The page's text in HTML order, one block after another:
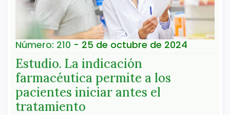
Número: 210 - 25 de octubre de 2024
Estudio. La indicación
farmacéutica permite a los
pacientes iniciar antes el
tratamiento